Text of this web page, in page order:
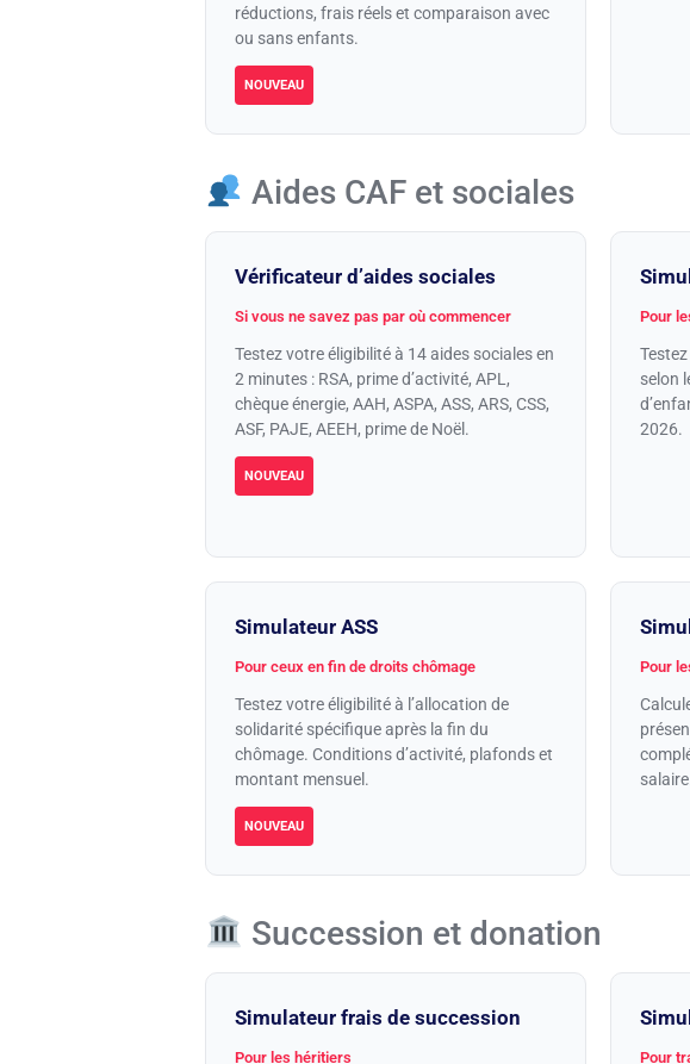
réductions, frais réels et comparaison avec
ou sans enfants.
NOUVEAU
Aides CAF et sociales
Vérificateur d’aides sociales
Si vous ne savez pas par où commencer
Testez votre éligibilité à 14 aides sociales en
2 minutes : RSA, prime d’activité, APL,
chèque énergie, AAH, ASPA, ASS, ARS, CSS,
ASF, PAJE, AEEH, prime de Noël.
NOUVEAU
Pour
selon
2026.
Simulateur ASS
Pour ceux en fin de droits chômage
Testez votre éligibilité à l’allocation de
solidarité spécifique après la fin du
chômage. Conditions d’activité, plafonds et
montant mensuel.
NOUVEAU
Pour
Succession et donation
Simulateur frais de succession
Pour les héritiers Pour